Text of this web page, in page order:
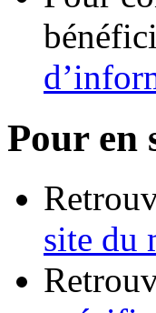
Pour en
site du